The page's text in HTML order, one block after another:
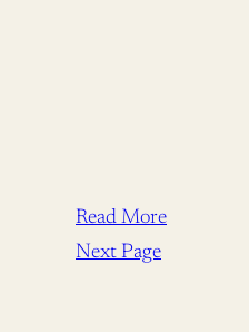
Read More
Next Page